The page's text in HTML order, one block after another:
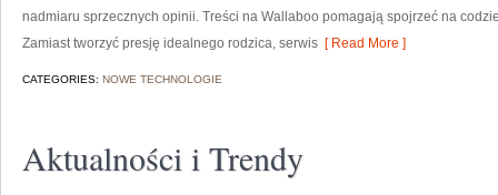
nadmiaru sprzecznych opinii. Treści na Wallaboo pomagają spojrzeć na
Zamiast tworzyć presję idealnego rodzica, serwis [ Read More ]
CATEGORIES: NOWE TECHNOLOGIE
Aktualności i Trendy